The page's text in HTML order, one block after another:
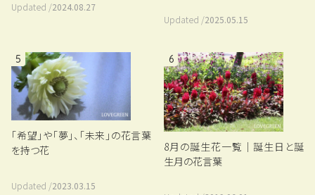
Updated /2024.08.27
Updated /2025.05.15
5
「希望」や「夢」、「未来」の花言葉
を持つ花
Updated /2023.03.15
6
8月の誕生花一覧｜誕生日と誕
生月の花言葉